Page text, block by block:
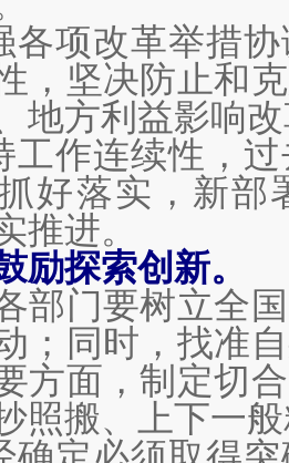
各项改革举措
，坚决防止和
地方利益影响
工作连续性，
好落实，新部
推进。
励探索创新。
部门要树立全
；同时，找准
方面，制定切
照搬、上下一